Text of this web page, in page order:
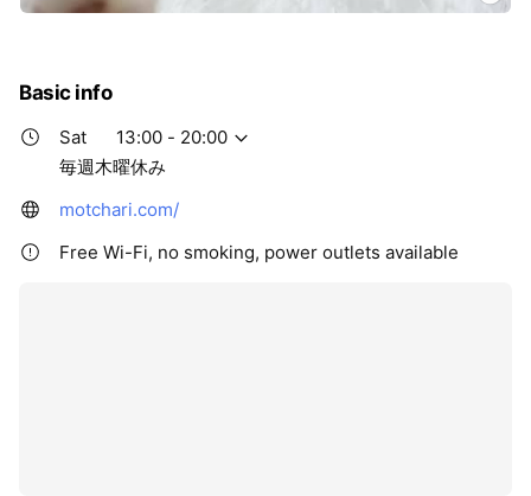
Basic info
Sat
13:00 - 20:00
毎週木曜休み
motchari.com/
Free Wi-Fi, no smoking, power outlets available